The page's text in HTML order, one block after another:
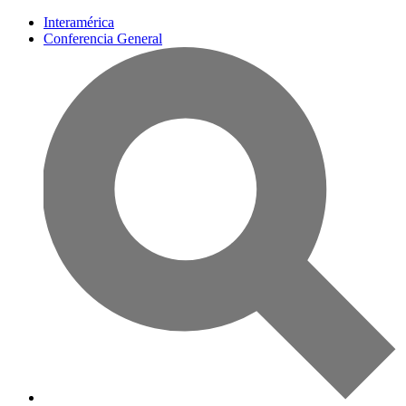
Interamérica
Conferencia General